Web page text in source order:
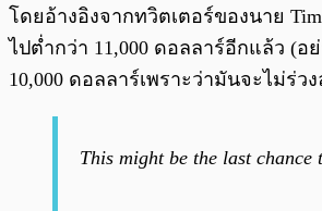
โดยอ้างอิงจากทวิตเตอร์ของนาย
ไปต่ำกว่า 11,000 ดอลลาร์อีกแล้ว (
10,000 ดอลลาร์เพราะว่ามันจะไม่ร่
This might be the last